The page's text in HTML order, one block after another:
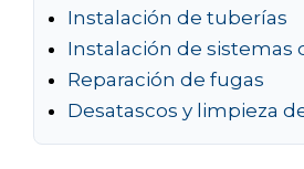
Instalación de tuberías
Instalación de sistemas
Reparación de fugas
Desatascos y limpieza